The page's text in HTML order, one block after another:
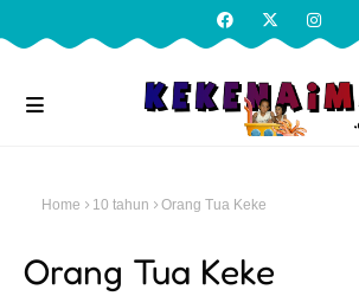
Home 10 tahun Orang Tua Keke
Orang Tua Keke